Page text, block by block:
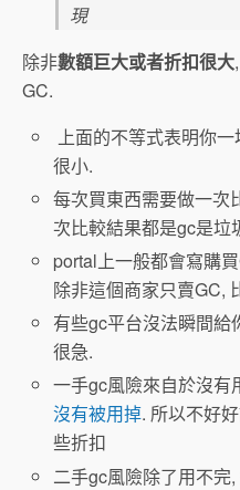
現
除非數額巨大或者折扣很大
GC.
上面的不等式表明你
很小.
每次買東西需要做一次
次比較結果都是gc是垃
portal上一般都會寫購
除非這個商家只賣GC,
有些gc平台沒法瞬間給
很急.
一手gc風險來自於沒有
沒有被用掉. 所以不好
些折扣
二手gc風險除了用不完